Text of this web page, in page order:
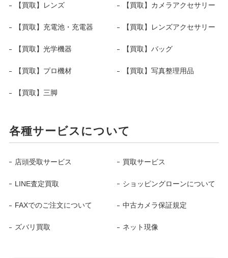
【買取】レンズ 【買取】カメラアクセサリー
【買取】充電池・充電器 【買取】レンズアクセサリー
【買取】光学機器 【買取】バッグ
【買取】プロ機材 【買取】写真整理用品
【買取】三脚
各種サービスについて
店頭受取サービス 買取サービス
LINE査定買取 ショッピングローンについて
FAXでのご注文について 中古カメラ保証規定
ズバリ買取 ネット現像